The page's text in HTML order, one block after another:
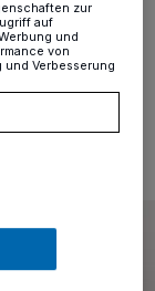
zur
auf
und
von
Verbesserung